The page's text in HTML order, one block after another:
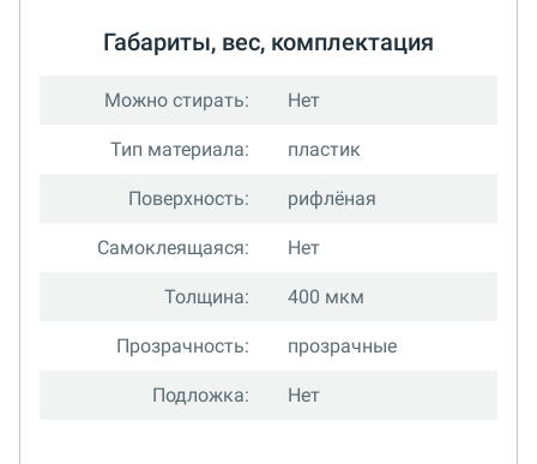
Габариты, вес, комплектация
Можно стирать: Нет
Тип материала: пластик
Поверхность: рифлёная
Самоклеящаяся: Нет
Толщина: 400 мкм
Прозрачность: прозрачные
Подложка: Нет